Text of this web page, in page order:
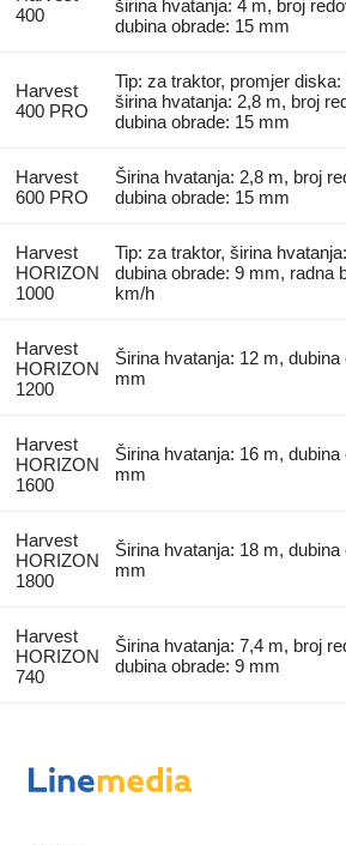
400
širina hvatanja: 4 m, broj
dubina obrade: 15 mm
Harvest
400 PRO
Tip: za traktor, promjer
širina hvatanja: 2,8 m, broj
dubina obrade: 15 mm
Harvest
600 PRO
Širina hvatanja: 2,8 m, broj
dubina obrade: 15 mm
Harvest
HORIZON
1000
Tip: za traktor, širina
dubina obrade: 9 mm, radna
km/h
Harvest
HORIZON
1200
Širina hvatanja: 12 m, dubina
mm
Harvest
HORIZON
1600
Širina hvatanja: 16 m, dubina
mm
Harvest
HORIZON
1800
Širina hvatanja: 18 m, dubina
mm
Harvest
HORIZON
740
Širina hvatanja: 7,4 m, broj
dubina obrade: 9 mm